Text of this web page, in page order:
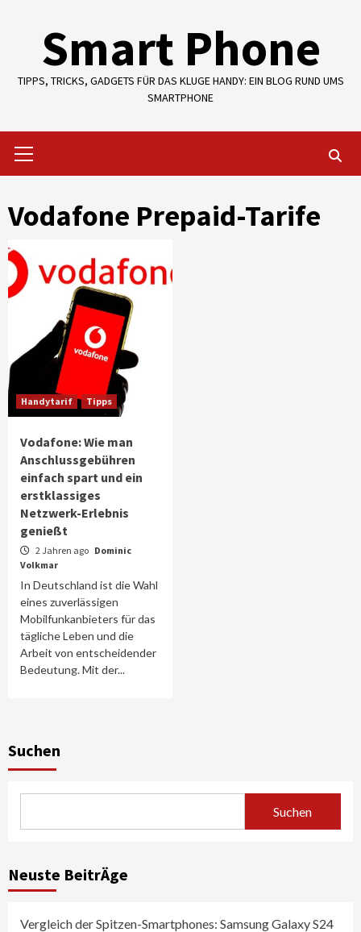
contentSmart Phone
TIPPS, TRICKS, GADGETS FÜR DAS KLUGE HANDY: EIN BLOG RUND UMS
SMARTPHONE
Menu
Vodafone Prepaid-Tarife
Handytarif Tipps
Vodafone: Wie man
Anschlussgebühren
einfach spart und ein
erstklassiges
Netzwerk-Erlebnis
genießt
2 Jahren ago Dominic
Volkmar
In Deutschland ist die Wahl
eines zuverlässigen
Mobilfunkanbieters für das
tägliche Leben und die
Arbeit von entscheidender
Bedeutung. Mit der...
Suchen
Suchen
Neuste BeitrÄge
Vergleich der Spitzen-Smartphones: Samsung Galaxy S24